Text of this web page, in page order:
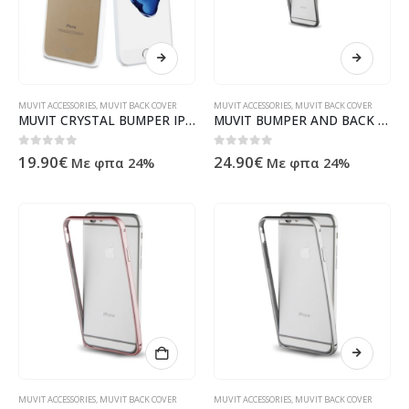
MUVIT ACCESSORIES, MUVIT BACK COVER
MUVIT CRYSTAL BUMPER IPHONE 7 PLUS / 8 PLUS white backcover
0 out of 5
19.90€ Με φπα 24%
MUVIT ACCESSORIES, MUVIT BACK COVER
MUVIT BUMPER AND BACK FILM IPHONE 7 8 black backcover
0out of 5
24.90€ Με φπα 24%
MUVIT ACCESSORIES, MUVIT BACK COVER MUVIT ACCESSORIES, MUVIT BACK COVER